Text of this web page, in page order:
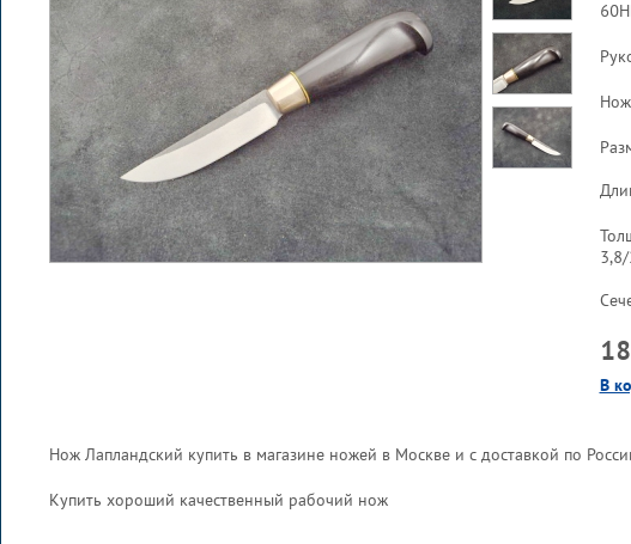
3,8/
В
Нож Лапландский купить в магазине ножей в Москве и с доставкой по
Купить хороший качественный рабочий нож